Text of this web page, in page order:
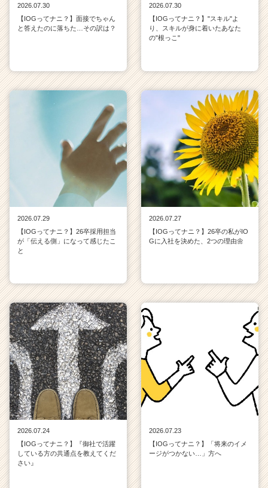
2026.07.30
【IOGってナニ？】面接でちゃん
と答えたのに落ちた…その訳は？
2026.07.30
【IOGってナニ？】"スキル"よ
り、スキルが身に着いたあなた
の"根っこ"
2026.07.29
【IOGってナニ？】26卒採用担当
が「伝える側」になって感じたこ
と
2026.07.27
【IOGってナニ？】26卒の私がIO
Gに入社を決めた、2つの理由🌼
2026.07.24
【IOGってナニ？】『御社で活躍
している方の共通点を教えてくだ
さい』
2026.07.23
【IOGってナニ？】「将来のイメ
ージがつかない…」方へ